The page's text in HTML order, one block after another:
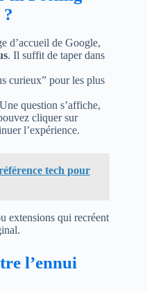
d’accueil de Google,
. Il suffit de taper dans
curieux” pour les plus
question s’affiche,
cliquer sur
l’expérience.
tech pour
extensions qui recréent
l’ennui